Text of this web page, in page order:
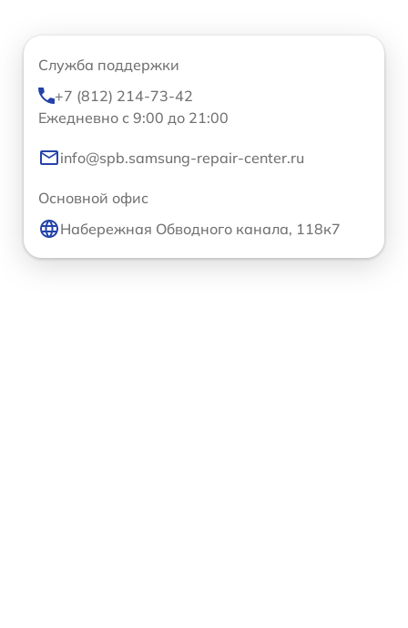
Служба поддержки
+7 (812) 214-73-42
Ежедневно с 9:00 до 21:00
info@spb.samsung-repair-center.ru
Основной офис
Набережная Обводного канала, 118к7